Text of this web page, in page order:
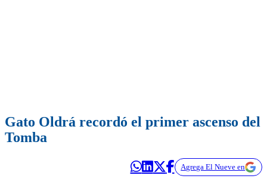
Gato Oldrá recordó el primer ascenso del
Tomba
Agrega El Nueve en